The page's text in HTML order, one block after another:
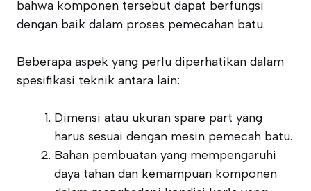
bahwa komponen tersebut dapat berfungsi
dengan baik dalam proses pemecahan batu.
Beberapa aspek yang perlu diperhatikan dalam
spesifikasi teknik antara lain:
Dimensi atau ukuran spare part yang
harus sesuai dengan mesin pemecah batu.
Bahan pembuatan yang mempengaruhi
daya tahan dan kemampuan komponen